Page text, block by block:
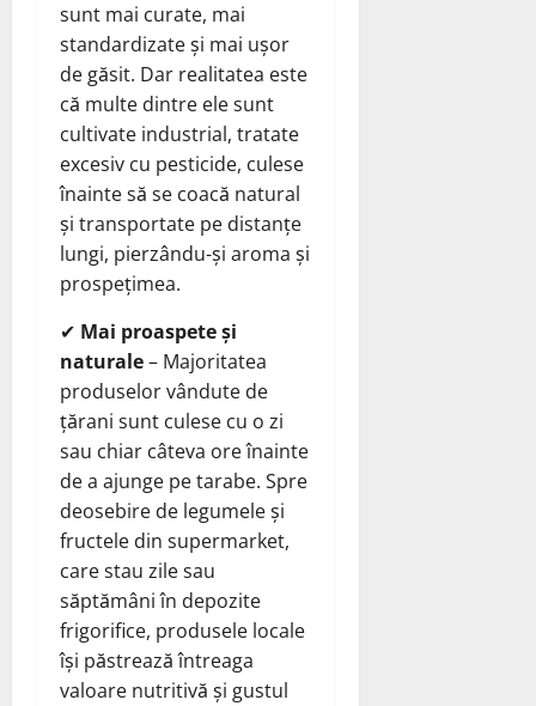
sunt mai curate, mai
standardizate și mai ușor
de găsit. Dar realitatea este
că multe dintre ele sunt
cultivate industrial, tratate
excesiv cu pesticide, culese
înainte să se coacă natural
și transportate pe distanțe
lungi, pierzându-și aroma și
prospețimea.
✔ Mai proaspete și
naturale– Majoritatea
produselor vândute de
țărani sunt culese cu o zi
sau chiar câteva ore înainte
de a ajunge pe tarabe. Spre
deosebire de legumele și
fructele din supermarket,
care stau zile sau
săptămâni în depozite
frigorifice, produsele locale
își păstrează întreaga
valoare nutritivă și gustul